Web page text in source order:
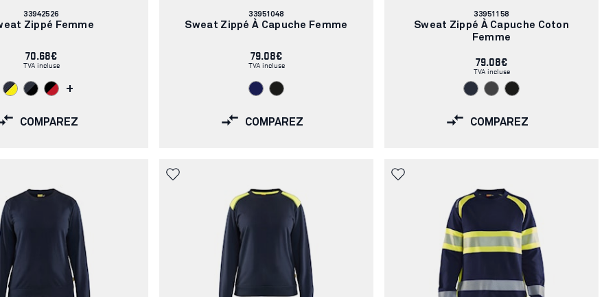
Numéro
d'article:
33942526
Zippé Femme
70.68€
TVA incluse
+
COMPAREZ
Numéro
d'article:
33951048
Sweat Zippé À Capuche Femme
79.08€
TVA incluse
COMPAREZ
Numéro
d'article:
33951158
Sweat Zippé À Capuche Coton
Femme
79.08€
TVA incluse
COMPAREZ